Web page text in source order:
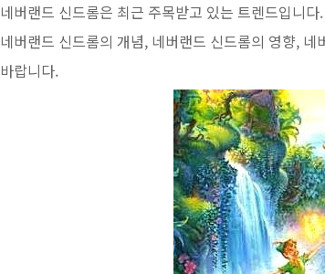
네버랜드 신드롬은 최근 주목받고 있는 트렌드입니
네버랜드 신드롬의 개념, 네버랜드 신드롬의 영향,
바랍니다.